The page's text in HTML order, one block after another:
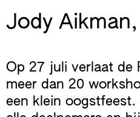
Jody Aikman,
Op 27 juli verlaat de
meer dan 20
een klein